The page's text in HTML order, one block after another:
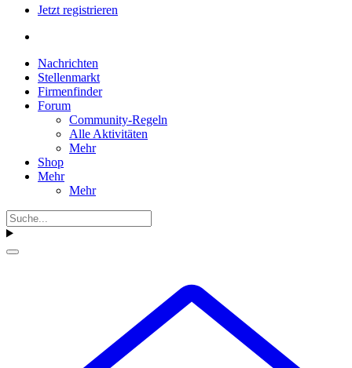
Jetzt registrieren
Nachrichten
Stellenmarkt
Firmenfinder
Forum
Community-Regeln
Alle Aktivitäten
Mehr
Shop
Mehr
Mehr